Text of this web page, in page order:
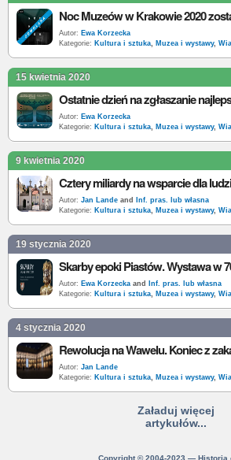
Autor: Ewa Korzecka
Kategorie: Kultura i sztuka, Muzea i wystawy,
15 kwietnia 2020
Autor: Ewa Korzecka
Kategorie: Kultura i sztuka, Muzea i wystawy,
9 kwietnia 2020
Cztery miliardy na wsparcie dla
Autor: Jan Lande and
Inf. pras. lub własna
Kategorie: Kultura i sztuka, Muzea i wystawy,
19 stycznia 2020
Autor: Ewa Korzecka and
Inf. pras. lub własna
Kategorie: Kultura i sztuka, Muzea i wystawy,
4 stycznia 2020
Autor: Jan Lande
Kategorie: Kultura i sztuka, Muzea i wystawy,
Załaduj więcej
artykułów...
Copyright © 2004-2023 —